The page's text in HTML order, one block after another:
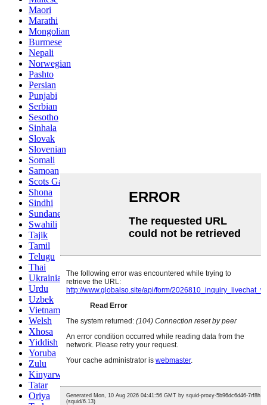
Maori
Marathi
Mongolian
Burmese
Nepali
Norwegian
Pashto
Persian
Punjabi
Serbian
Sesotho
Sinhala
Slovak
Slovenian
Somali
Samoan
Scots Gaelic
Shona
Sindhi
Sundanese
Swahili
Tajik
Tamil
Telugu
Thai
Ukrainian
Urdu
Uzbek
Vietnamese
Welsh
Xhosa
Yiddish
Yoruba
Zulu
Kinyarwanda
Tatar
Oriya